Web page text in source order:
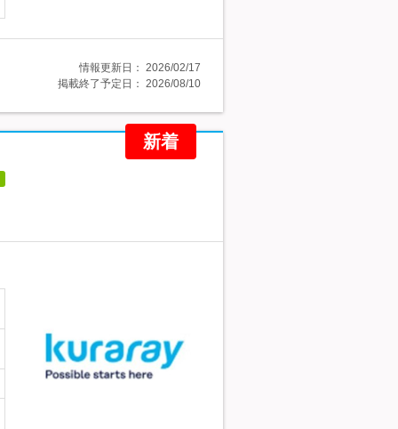
情報更新日： 2026/02/17
掲載終了予定日： 2026/08/10
新着